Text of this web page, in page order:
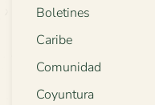
Boletines
Caribe
Comunidad
Coyuntura